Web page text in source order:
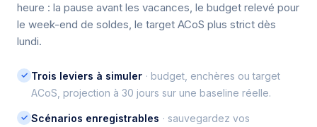
heure : la pause avant les vacances, le budget relevé pour
le week-end de soldes, le target ACoS plus strict dès
lundi.
✓ Trois leviers à simuler · budget, enchères ou target
ACoS, projection à 30 jours sur une baseline réelle.
✓ Scénarios enregistrables · sauvegardez vos